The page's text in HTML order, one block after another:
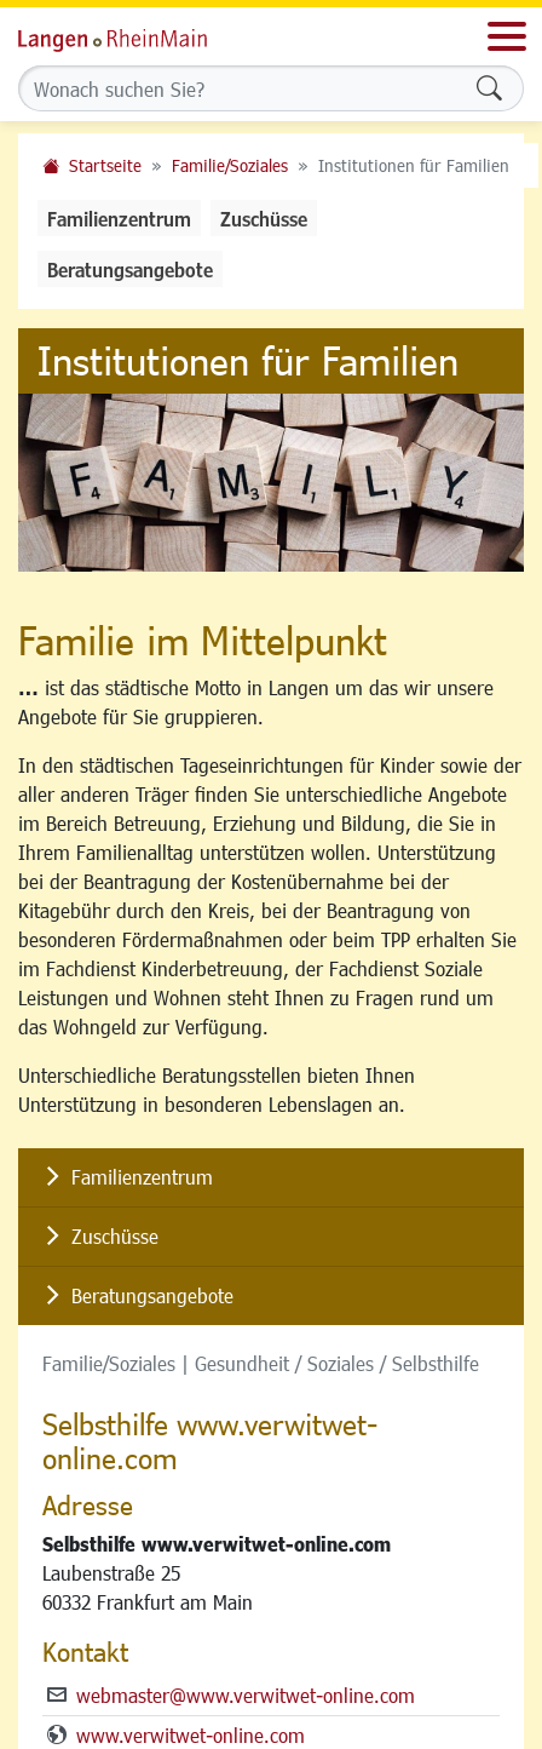
Startseite Familie/Soziales Institutionen für Familien
Familienzentrum Zuschüsse
Beratungsangebote
Institutionen für Familien
Familie im Mittelpunkt
… ist das städtische Motto in Langen um das wir unsere
Angebote für Sie gruppieren.
In den städtischen Tageseinrichtungen für Kinder sowie der
aller anderen Träger finden Sie unterschiedliche Angebote
im Bereich Betreuung, Erziehung und Bildung, die Sie in
Ihrem Familienalltag unterstützen wollen. Unterstützung
bei der Beantragung der Kostenübernahme bei der
Kitagebühr durch den Kreis, bei der Beantragung von
besonderen Fördermaßnahmen oder beim TPP erhalten Sie
im Fachdienst Kinderbetreuung, der Fachdienst Soziale
Leistungen und Wohnen steht Ihnen zu Fragen rund um
das Wohngeld zur Verfügung.
Unterschiedliche Beratungsstellen bieten Ihnen
Unterstützung in besonderen Lebenslagen an.
Familienzentrum
Zuschüsse
Beratungsangebote
Familie/Soziales | Gesundheit / Soziales / Selbsthilfe
Selbsthilfe www.verwitwet-
online.com
Adresse
Selbsthilfe www.verwitwet-online.com
Laubenstraße 25
60332 Frankfurt am Main
Kontakt
webmaster@www.verwitwet-online.com
www.verwitwet-online.com